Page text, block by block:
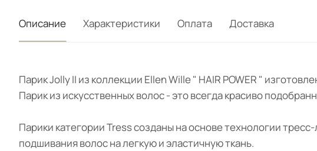
Описание Характеристики Оплата Доставка
Парик Jolly II из коллекции Ellen Wille " HAIR POWER "
Парик из искусственных волос - это всегда красиво
Парики категории Tress созданы на основе технологии
подшивания волос на легкую и эластичную ткань.